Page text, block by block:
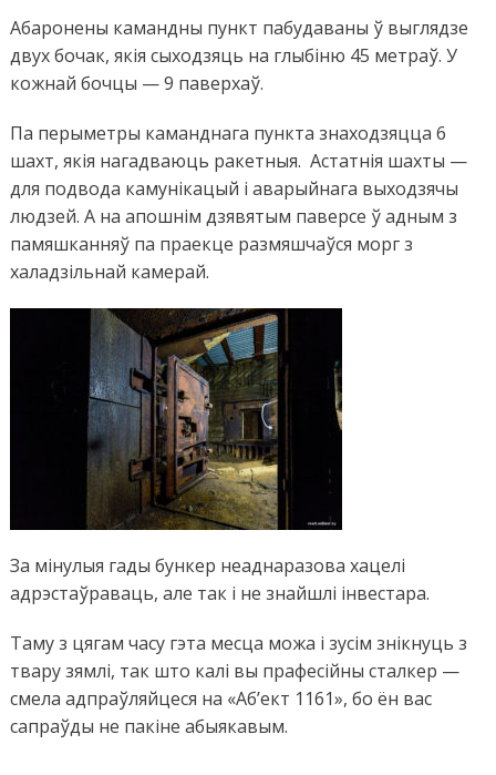
Абаронены камандны пункт пабудаваны ў выглядзе
двух бочак, якія сыходзяць на глыбіню 45 метраў. У
кожнай бочцы — 9 паверхаў.
Па перыметры каманднага пункта знаходзяцца 6
шахт, якія нагадваюць ракетныя. Астатнія шахты —
для подвода камунікацый і аварыйнага выходзячы
людзей. А на апошнім дзявятым паверсе ў адным з
памяшканняў па праекце размяшчаўся морг з
халадзільнай камерай.
За мінулыя гады бункер неаднаразова хацелі
адрэстаўраваць, але так і не знайшлі інвестара.
Таму з цягам часу гэта месца можа і зусім знікнуць з
твару зямлі, так што калі вы прафесійны сталкер —
смела адпраўляйцеся на «Аб’ект 1161», бо ён вас
сапраўды не пакіне абыякавым.